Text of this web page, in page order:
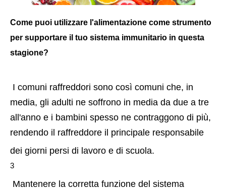
Come puoi utilizzare l'alimentazione come strumento
per supportare il tuo sistema immunitario in questa
stagione?
media, gli adulti ne soffrono in media da due a tre
all'anno e i bambini spesso ne contraggono di più,
rendendo il raffreddore il principale responsabile
dei giorni persi di lavoro e di scuola.
3